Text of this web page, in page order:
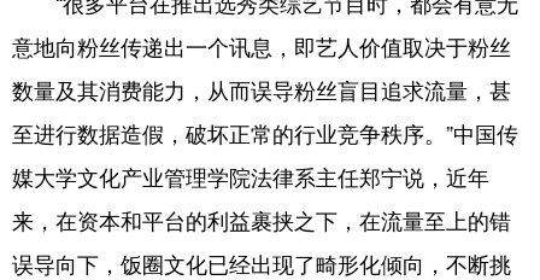
意地向粉丝传递出一个讯息，即艺人价值取决于粉丝
数量及其消费能力，从而误导粉丝盲目追求流量，甚
至进行数据造假，破坏正常的行业竞争秩序。”中国传
媒大学文化产业管理学院法律系主任郑宁说，近年
来，在资本和平台的利益裹挟之下，在流量至上的错
误导向下，饭圈文化已经出现了畸形化倾向，不断挑